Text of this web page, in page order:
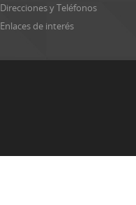
Direcciones y Teléfonos
Enlaces de interés